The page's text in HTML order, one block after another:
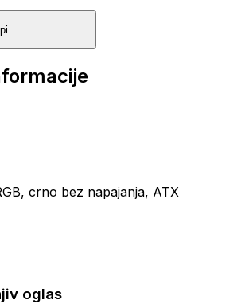
crno bez napajanja, ATX
oglas